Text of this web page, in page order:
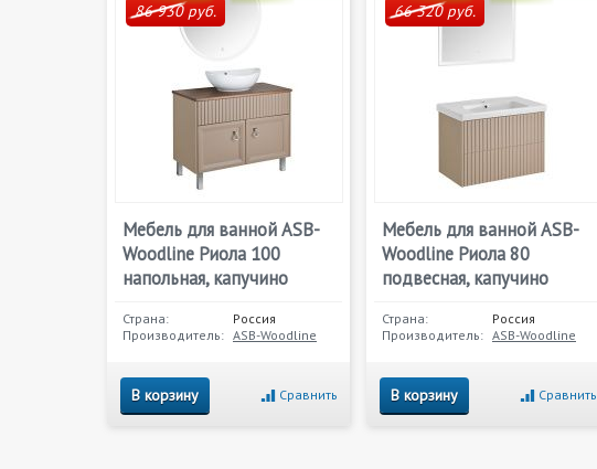
86 930 руб.
Мебель для ванной ASB-
Woodline Риола 100
напольная, капучино
Страна:
Россия
Производитель: ASB-Woodline
В корзину Сравнить
66 320 руб.
Мебель для ванной ASB-
Woodline Риола 80
подвесная, капучино
Страна:
Россия
Производитель: ASB-Woodline
В корзину Сравнить